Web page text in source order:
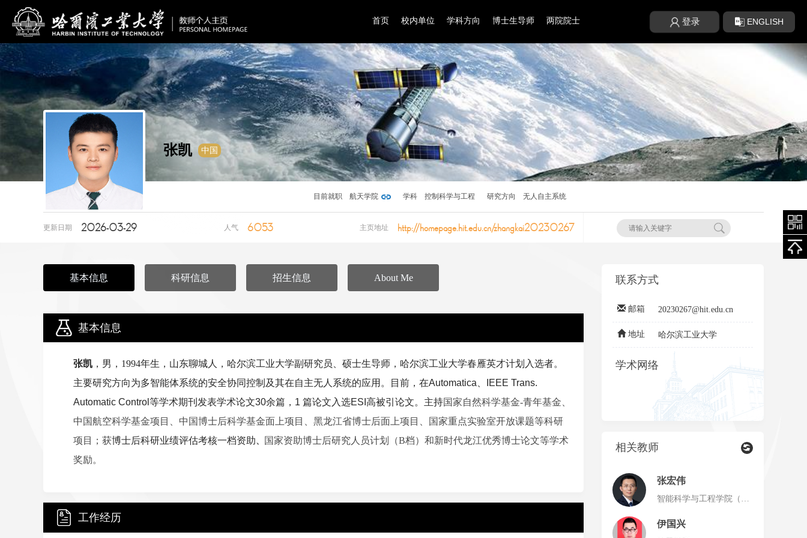
首页 校内单位 学科方向 博士生导师 两院院士 登录 ENGLISH
张凯 中国
目前就职 航天学院 学科 控制科学与工程 研究方向 无人自主系统
更新日期 2026-03-29 人气 6053 主页地址 http://homepage.hit.edu.cn/zhangkai20230267
基本信息 科研信息 招生信息 About Me
基本信息
张凯 ， 男，1994年生，山东聊城人，哈尔滨工业大学副研究员、硕士生导师，哈尔滨工业大学春雁英才计划 入选者。
主要研究方向为多智能体系统的安全协同控制及其在自主无人系统的应用。目前，在Automatica、IEEE Trans.
Automatic Control等学术期刊发表学术论文30余篇，1 篇论文入选ESI高被引论文。主持国家自然科学基金-青年基金、
中国航空科学基金项目、 中国博士后科学基金面上项目、 黑龙江省博士后面上项目、国家重点实验室开放课题等科研
项目；获博士后科研业绩评估考核一档资助、
国家资助博士后研究人员计划（B档）和新时代龙江优秀博士论文等学术
奖励。
工作经历
联系方式
邮箱 20230267@hit.edu.cn
地址 哈尔滨工业大学
学术网络
相关教师
张宏伟
智能科学与工程学院（深
伊国兴